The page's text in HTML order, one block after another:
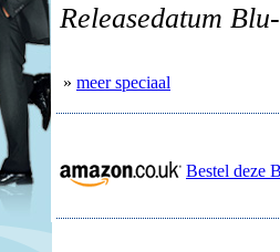
Releasedatum
» meer speciaal
Bestel deze